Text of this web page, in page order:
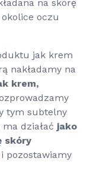
na skórę
oczu
jak krem
nakładamy na
krem,
tym subtelny
działać jako
skóry
i pozostawiamy